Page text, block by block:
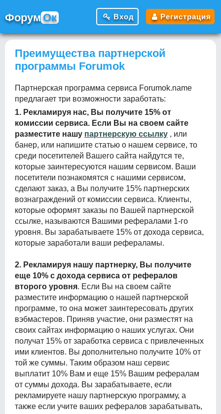
ФорумОк Вход Регистрация
Преимущества партнерской
программы Forumok
Партнерская программа сервиса Forumok.name
предлагает три возможности заработать:
1. Рекламируя нас, Вы получите 15% от
комиссии сервиса. Если Вы на своем сайте
разместите нашу партнерскую ссылку , или
банер, или напишите статью о нашем сервисе, то
среди посетителей Вашего сайта найдутся те,
которые заинтересуются нашим сервисом. Ваши
посетители познакомятся с нашими сервисом,
сделают заказ, а Вы получите 15% партнерских
вознаграждений от комиссии сервиса. Клиенты,
которые оформят заказы по Вашей партнерской
ссылке, называются Вашими рефералами 1-го
уровня. Вы зарабатываете 15% от дохода сервиса,
которые заработали ваши рефераламы.
2. Рекламируя нашу партнерку, Вы получите
еще 10% с дохода сервиса от рефералов
второго уровня. Если Вы на своем сайте
разместите информацию о нашей партнерской
программе, то она может заинтересовать других
вэбмастеров. Приняв участие, они разместят на
своих сайтах информацию о наших услугах. Они
получат 15% от заработка сервиса с привлеченных
ими клиентов. Вы дополнительно получите 10% от
той же суммы. Таким образом наш сервис
выплатит 10% Вам и еще 15% Вашим рефералам
от суммы дохода. Вы зарабатываете, если
рекламируете нашу партнерскую программу, а
также если учите ваших рефералов зарабатывать,